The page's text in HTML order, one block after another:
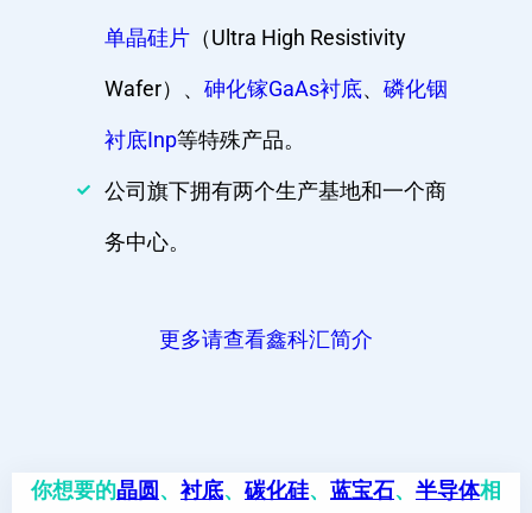
单晶硅片 （Ultra High Resistivity
Wafer）、 砷化镓GaAs衬底、 磷化铟
衬底Inp等特殊产品。
公司旗下拥有两个生产基地和一个商
务中心。
更多请查看鑫科汇简介
你想要的晶圆 、衬底、 碳化硅、 蓝宝石、 半导体相